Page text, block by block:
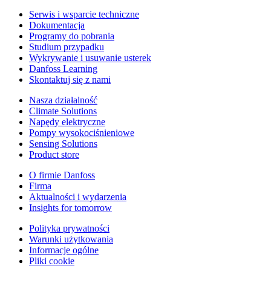
Serwis i wsparcie techniczne
Dokumentacja
Programy do pobrania
Studium przypadku
Wykrywanie i usuwanie usterek
Danfoss Learning
Skontaktuj się z nami
Nasza działalność
Climate Solutions
Napędy elektryczne
Pompy wysokociśnieniowe
Sensing Solutions
Product store
O firmie Danfoss
Firma
Aktualności i wydarzenia
Insights for tomorrow
Polityka prywatności
Warunki użytkowania
Informacje ogólne
Pliki cookie